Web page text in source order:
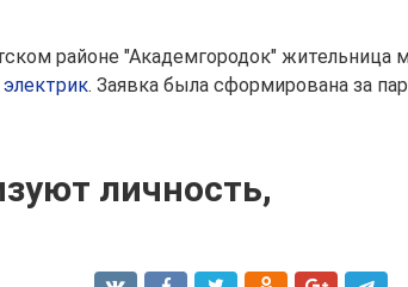
районе "Академгородок" жительница
электрик. Заявка была сформирована за
личность,